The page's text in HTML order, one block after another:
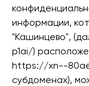
информации,
"Кашинцево",
p1ai/)
https://xn--
субдоменах),